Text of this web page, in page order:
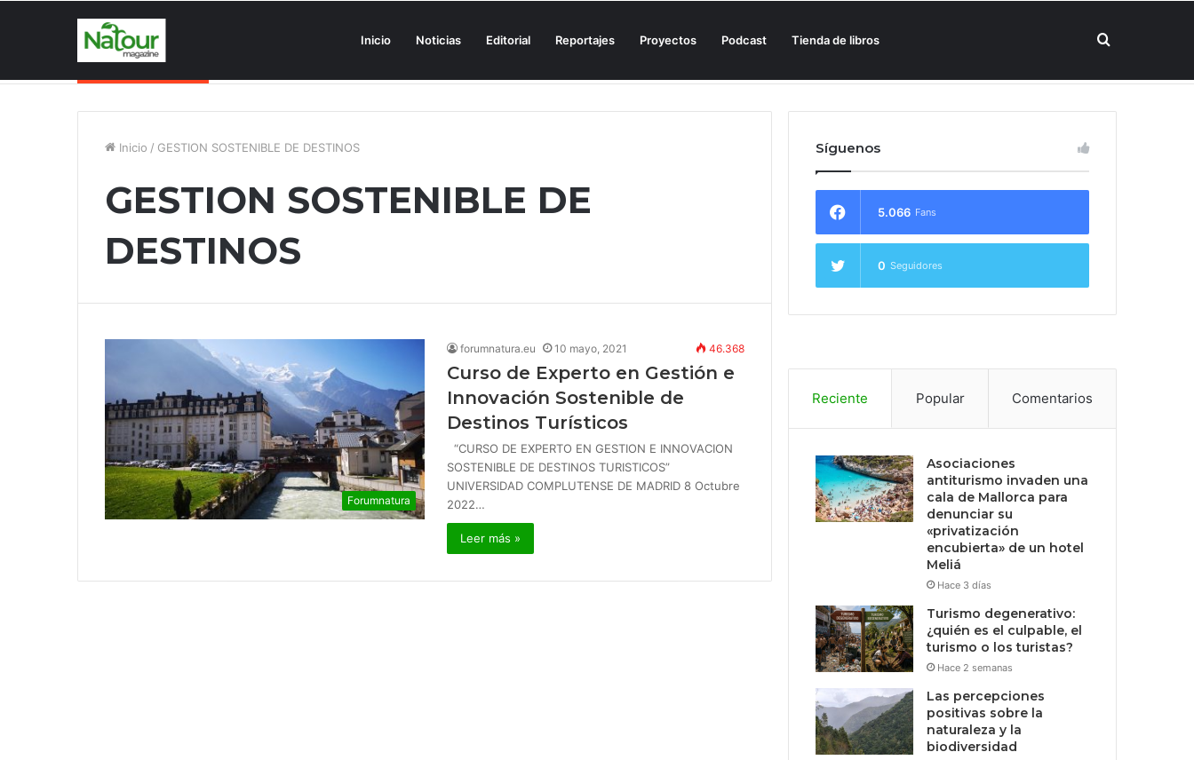
Inicio Noticias Editorial Reportajes Proyectos Podcast Tienda de libros Buscar
Inicio / GESTION SOSTENIBLE DE DESTINOS
GESTION SOSTENIBLE DE
DESTINOS
Forumnatura
forumnatura.eu 10 mayo, 2021 46.368
Curso de Experto en Gestión e
Innovación Sostenible de
Destinos Turísticos
“CURSO DE EXPERTO EN GESTION E INNOVACION
SOSTENIBLE DE DESTINOS TURISTICOS”
UNIVERSIDAD COMPLUTENSE DE MADRID 8 Octubre
2022…
Leer más »
Síguenos
5.066 Fans
0 Seguidores
Reciente Popular Comentarios
Asociaciones
antiturismo invaden una
cala de Mallorca para
denunciar su
«privatización
encubierta» de un hotel
Meliá
Hace 3 días
Turismo degenerativo:
¿quién es el culpable, el
turismo o los turistas?
Hace 2 semanas
Las percepciones
positivas sobre la
naturaleza y la
biodiversidad